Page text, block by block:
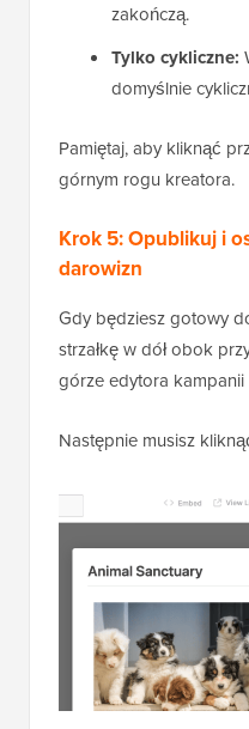
zakończą.
Tylko cykliczne:
domyślnie
Pamiętaj, aby kliknąć
górnym rogu kreatora.
Krok 5: Opublikuj i
darowizn
Gdy będziesz gotowy
strzałkę w dół obok
górze edytora kampanii
Następnie musisz